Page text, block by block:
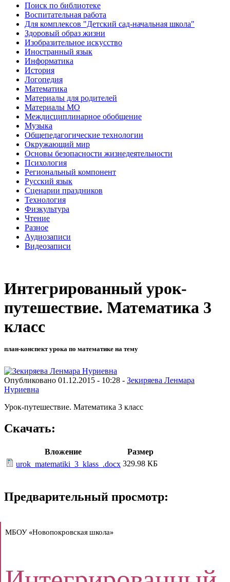
Поиск по библиотеке
Воспитательная работа
Для комплексов "Детский сад-начальная школа"
Здоровый образ жизни
Изобразительное искусство
Иностранный язык
Информатика
История
Логопедия
Математика
Материалы для родителей
Материалы МО
Междисциплинарное обобщение
Музыка
Общепедагогические технологии
Окружающий мир
Основы безопасности жизнедеятельности
Психология
Региональный компонент
Русский язык
Сценарии праздников
Технология
Физкультура
Чтение
Разное
Аудиозаписи
Видеозаписи
Интегрированный урок-
путешествие. Математика 3
класс
план-конспект урока по математике на тему
Опубликовано 01.12.2015 - 10:28 - Зекиряева Ленмара
Нуриевна
Урок-путешествие. Математика 3 класс
Скачать:
Вложение
Размер
urok_matematiki_3_klass_.docx 329.98 КБ
Предварительный просмотр:
МБОУ «Новопокровская школа»